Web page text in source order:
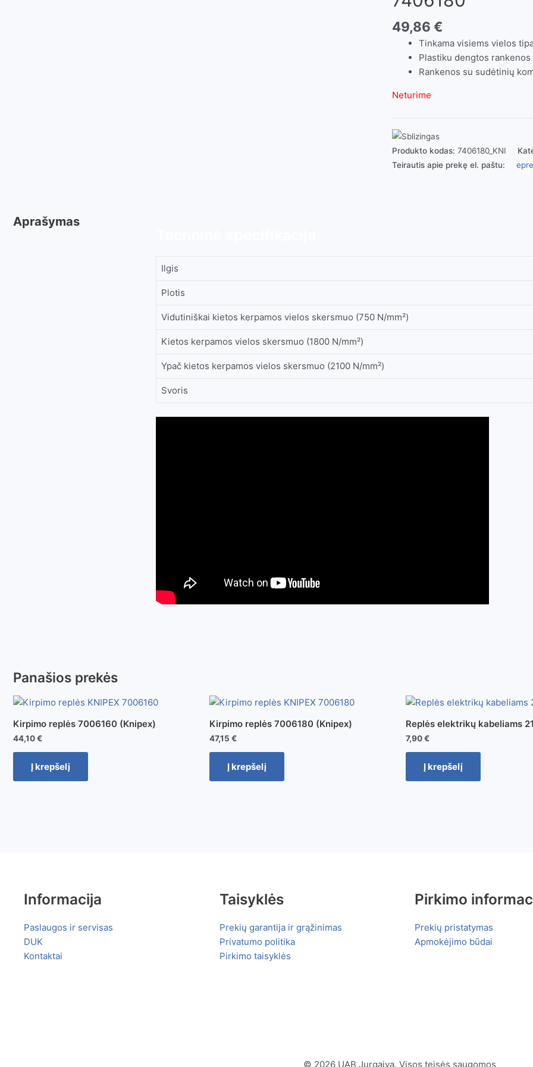
49,86 €
Tinkama visiems vielos
Plastiku dengtos rankenos
Rankenos su sudėtinių
Neturime
Produkto kodas: 7406180_KNI
Teirautis apie prekę el. paštu:
Aprašymas
Ilgis
Plotis
Vidutiniškai kietos kerpamos vielos skersmuo (750 N/mm²)
Kietos kerpamos vielos skersmuo (1800 N/mm²)
Ypač kietos kerpamos vielos skersmuo (2100 N/mm²)
Svoris
Panašios prekės
Kirpimo replės 7006160 (Knipex)
44,10€
Į krepšelį
Kirpimo replės 7006180 (Knipex)
47,15 €
Į krepšelį
Replės elektrikų kabeliams
7,90€
Į krepšelį
Informacija
Paslaugos ir servisas
DUK
Kontaktai
Taisyklės
Prekių garantija ir grąžinimas
Privatumo politika
Pirkimo taisyklės
Pirkimo
Prekių pristatymas
Apmokėjimo būdai
© 2026 UAB Jurgaiva. Visos teisės saugomos